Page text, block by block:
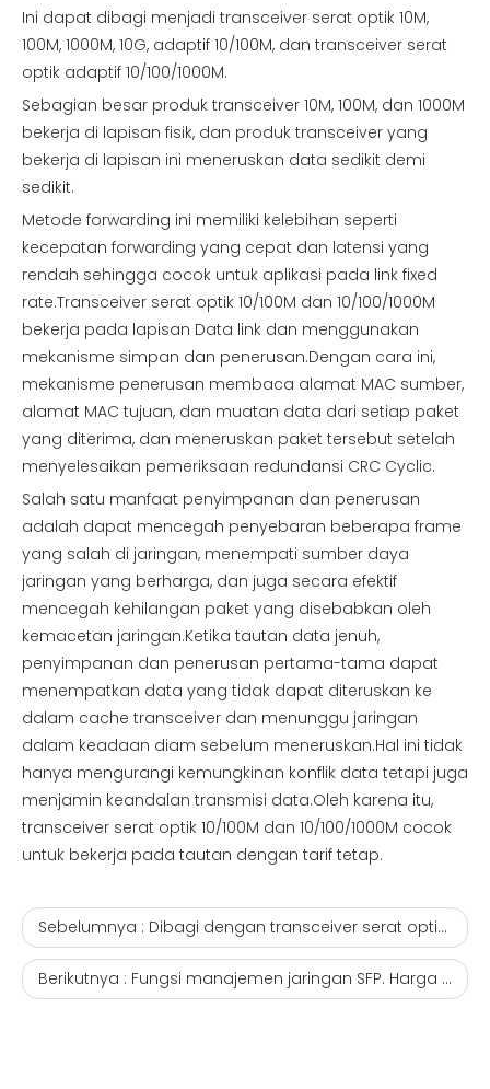
Ini dapat dibagi menjadi transceiver serat optik 10M,
100M, 1000M, 10G, adaptif 10/100M, dan transceiver serat
optik adaptif 10/100/1000M.
Sebagian besar produk transceiver 10M, 100M, dan 1000M
bekerja di lapisan fisik, dan produk transceiver yang
bekerja di lapisan ini meneruskan data sedikit demi
sedikit.
Metode forwarding ini memiliki kelebihan seperti
kecepatan forwarding yang cepat dan latensi yang
rendah sehingga cocok untuk aplikasi pada link fixed
rate.Transceiver serat optik 10/100M dan 10/100/1000M
bekerja pada lapisan Data link dan menggunakan
mekanisme simpan dan penerusan.Dengan cara ini,
mekanisme penerusan membaca alamat MAC sumber,
alamat MAC tujuan, dan muatan data dari setiap paket
yang diterima, dan meneruskan paket tersebut setelah
menyelesaikan pemeriksaan redundansi CRC Cyclic.
Salah satu manfaat penyimpanan dan penerusan
adalah dapat mencegah penyebaran beberapa frame
yang salah di jaringan, menempati sumber daya
jaringan yang berharga, dan juga secara efektif
mencegah kehilangan paket yang disebabkan oleh
kemacetan jaringan.Ketika tautan data jenuh,
penyimpanan dan penerusan pertama-tama dapat
menempatkan data yang tidak dapat diteruskan ke
dalam cache transceiver dan menunggu jaringan
dalam keadaan diam sebelum meneruskan.Hal ini tidak
hanya mengurangi kemungkinan konflik data tetapi juga
menjamin keandalan transmisi data.Oleh karena itu,
transceiver serat optik 10/100M dan 10/100/1000M cocok
untuk bekerja pada tautan dengan tarif tetap.
Sebelumnya : Dibagi dengan transceiver serat optik sfp yang kompatibel dengan fiber optic.huawei
Berikutnya : Fungsi manajemen jaringan SFP. Harga modul sfp